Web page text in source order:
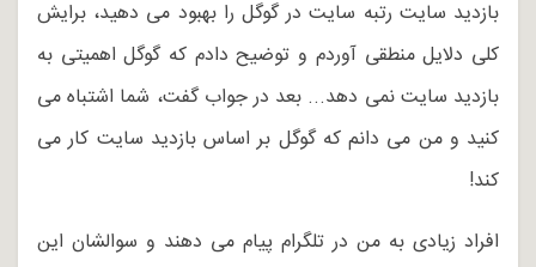
بازدید سایت رتبه سایت در گوگل را بهبود می دهید، برایش
کلی دلایل منطقی آوردم و توضیح دادم که گوگل اهمیتی به
بازدید سایت نمی دهد... بعد در جواب گفت، شما اشتباه می
کنید و من می دانم که گوگل بر اساس بازدید سایت کار می
کند!
افراد زیادی به من در تلگرام پیام می دهند و سوالشان این